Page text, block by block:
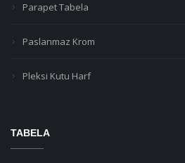
Parapet Tabela
Paslanmaz Krom
Pleksi Kutu Harf
TABELA